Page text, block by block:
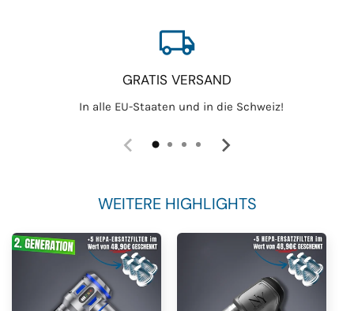
local_shipping
GRATIS VERSAND
In alle EU-Staaten und in die Schweiz!
WEITERE HIGHLIGHTS